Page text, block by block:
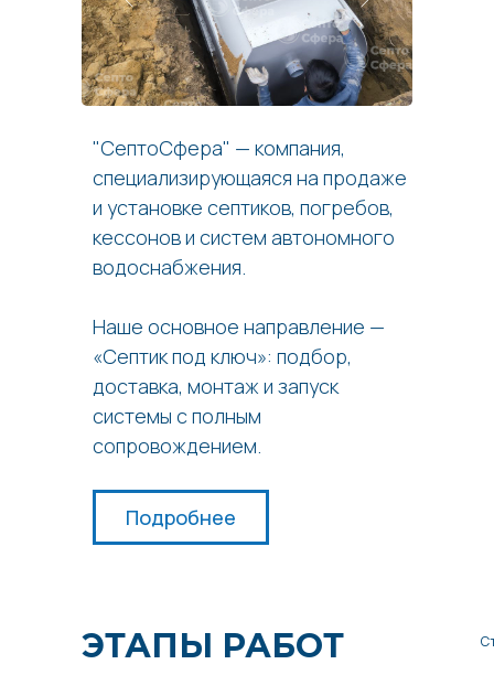
"СептоСфера" — компания,
специализирующаяся на продаже
и установке септиков, погребов,
кессонов и систем автономного
водоснабжения.
Наше основное направление —
«Септик под ключ»: подбор,
доставка, монтаж и запуск
системы с полным
сопровождением.
Подробнее
ЭТАПЫ РАБОТ